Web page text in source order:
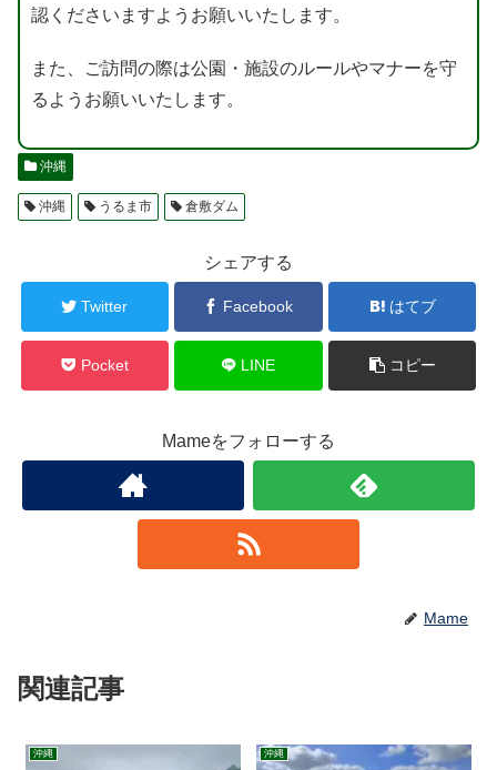
認くださいますようお願いいたします。
また、ご訪問の際は公園・施設のルールやマナーを守
るようお願いいたします。
沖縄
沖縄 うるま市 倉敷ダム
シェアする
Twitter Facebook はてブ
Pocket LINE コピー
Mameをフォローする
Mame
関連記事
沖縄 沖縄